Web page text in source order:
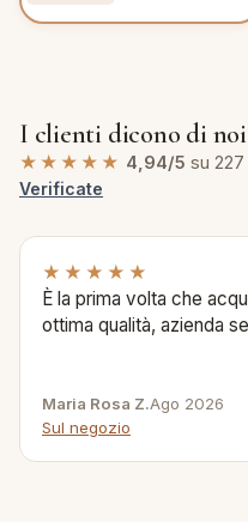
I clienti dicono di noi
★★★★★ 4,94/5 su 227
Verificate
★★★★★
È la prima volta che
ottima qualità, azienda
Maria Rosa Z.Ago 2026
Sul negozio